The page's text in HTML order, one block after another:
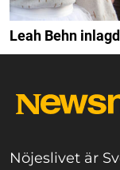
Leah Behn
Nöjeslivet är